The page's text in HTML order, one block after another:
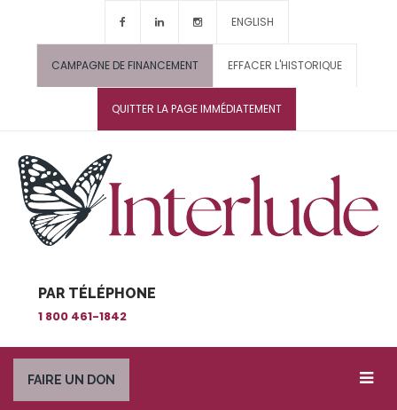
ENGLISH
CAMPAGNE DE FINANCEMENT EFFACER L'HISTORIQUE
QUITTER LA PAGE IMMÉDIATEMENT
PAR TÉLÉPHONE
1 800 461-1842
FAIRE UN DON